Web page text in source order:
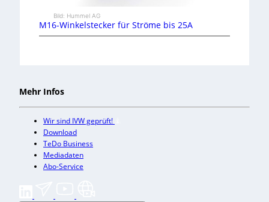
Bild: Hummel AG
M16-Winkelstecker für Ströme bis 25A
Mehr Infos
Wir sind IVW geprüft!
Download
TeDo Business
Mediadaten
Abo-Service